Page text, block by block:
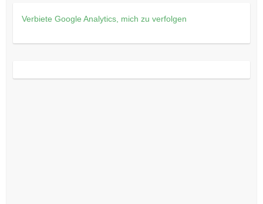
Verbiete Google Analytics, mich zu verfolgen